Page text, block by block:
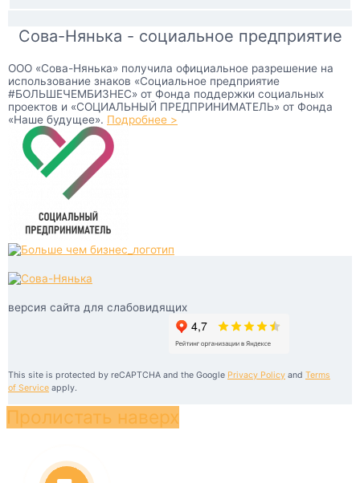
Сова-Нянька - социальное предприятие
ООО «Сова-Нянька» получила официальное разрешение на
использование знаков «Социальное предприятие
#БОЛЬШЕЧЕМБИЗНЕС» от Фонда поддержки социальных
проектов и «СОЦИАЛЬНЫЙ ПРЕДПРИНИМАТЕЛЬ» от Фонда
«Наше будущее». Подробнее >
версия сайта для слабовидящих
This site is protected by reCAPTCHA and the Google Privacy Policy and Terms
of Service apply.
Пролистать наверх